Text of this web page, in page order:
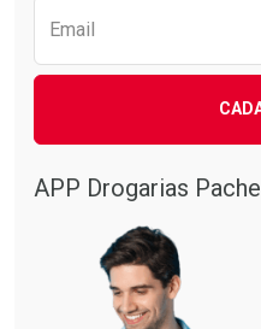
Email
APP Drogarias